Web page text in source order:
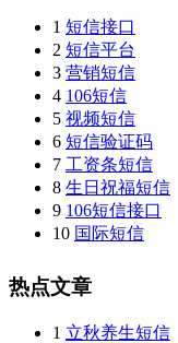
1 短信接口
2 短信平台
3 营销短信
4 106短信
5 视频短信
6 短信验证码
7 工资条短信
8 生日祝福短信
9 106短信接口
10 国际短信
热点文章
1 立秋养生短信